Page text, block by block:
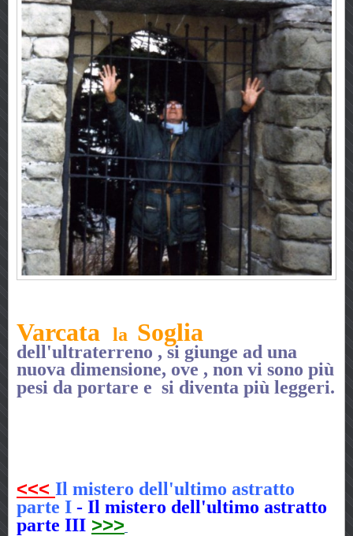
Varcata la Soglia
dell'ultraterreno , si giunge ad una
nuova dimensione, ove , non vi sono più
pesi da portare e si diventa più leggeri.
<<< Il mistero dell'ultimo astratto
parte I - Il mistero dell'ultimo astratto
parte III >>>